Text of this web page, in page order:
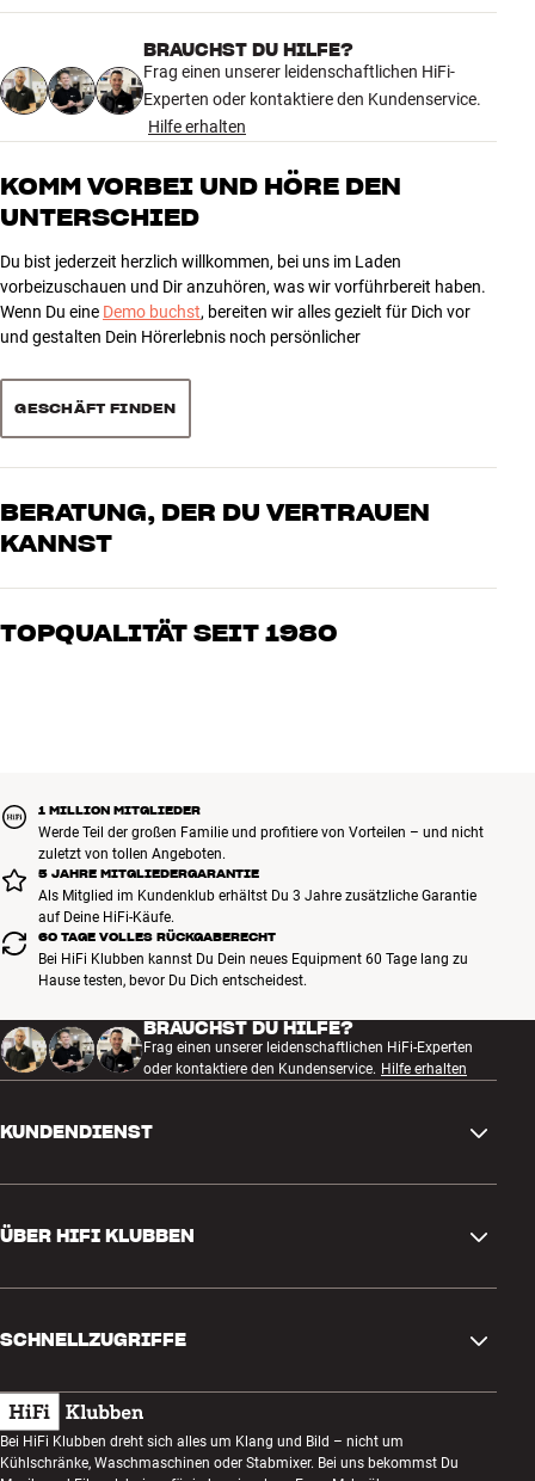
Kabellänge (m)
10
MASSE UND DESIGN
Farbe
Weiß
10 Meter
Gewicht (kg)
0,42
Gewicht der Verpackung (kg)
Maße (Verpackung)
18 x 6 x 22 cm (breite x höhe x
BRAUCHST DU HILFE?
Frag einen unserer leidenschaftlichen HiFi-
Experten oder kontaktiere den Kundenservice.
Hilfe erhalten
KOMM VORBEI UND HÖRE DEN
UNTERSCHIED
Du bist jederzeit herzlich willkommen, bei uns im Laden
vorbeizuschauen und Dir anzuhören, was wir vorführbereit haben.
Wenn Du eine Demo buchst, bereiten wir alles gezielt für Dich vor
und gestalten Dein Hörerlebnis noch persönlicher
GESCHÄFT FINDEN
BERATUNG, DER DU VERTRAUEN
KANNST
Unsere Mitarbeiter sind echte Enthusiasten, die unsere Produkte
oder Heimkino. Erzähle uns, wovon Du träumst, und wir finden
TOPQUALITÄT SEIT 1980
1 MILLION MITGLIEDER
Werde Teil der großen Familie und profitiere von Vorteilen – und nicht
zuletzt von tollen Angeboten.
5 JAHRE MITGLIEDERGARANTIE
Als Mitglied im Kundenklub erhältst Du 3 Jahre zusätzliche Garantie
auf Deine HiFi-Käufe.
60 TAGE VOLLES RÜCKGABERECHT
Bei HiFi Klubben kannst Du Dein neues Equipment 60 Tage lang zu
Hause testen, bevor Du Dich entscheidest.
BRAUCHST DU HILFE?
Frag einen unserer leidenschaftlichen HiFi-Experten
oder kontaktiere den Kundenservice. Hilfe erhalten
KUNDENDIENST
Fragen und Antworten
Rückgabe und Reklamation
Bestellung widerrufen
AGB
Datenschutzerklärung
ÜBER HIFI KLUBBEN
Über uns
Kundenklub
Abend zum Zuhören
SCHNELLZUGRIFFE
Geschenkkarte
Bauen mit Klang
Bei HiFi Klubben dreht sich alles um Klang und Bild – nicht um
Kühlschränke, Waschmaschinen oder Stabmixer. Bei uns bekommst Du